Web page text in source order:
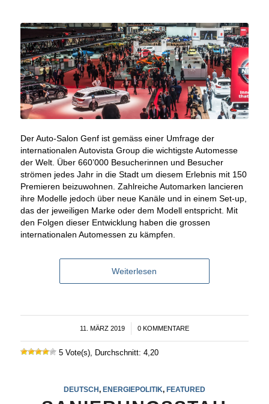
Der Auto-Salon Genf ist gemäss einer Umfrage der
internationalen Autovista Group die wichtigste Automesse
der Welt. Über 660’000 Besucherinnen und Besucher
strömen jedes Jahr in die Stadt um diesem Erlebnis mit 150
Premieren beizuwohnen. Zahlreiche Automarken lancieren
ihre Modelle jedoch über neue Kanäle und in einem Set-up,
das der jeweiligen Marke oder dem Modell entspricht. Mit
den Folgen dieser Entwicklung haben die grossen
internationalen Automessen zu kämpfen.
Weiterlesen
11. MÄRZ 2019
/ 0 KOMMENTARE
5 Vote(s), Durchschnitt: 4,20
DEUTSCH, ENERGIEPOLITIK, FEATURED